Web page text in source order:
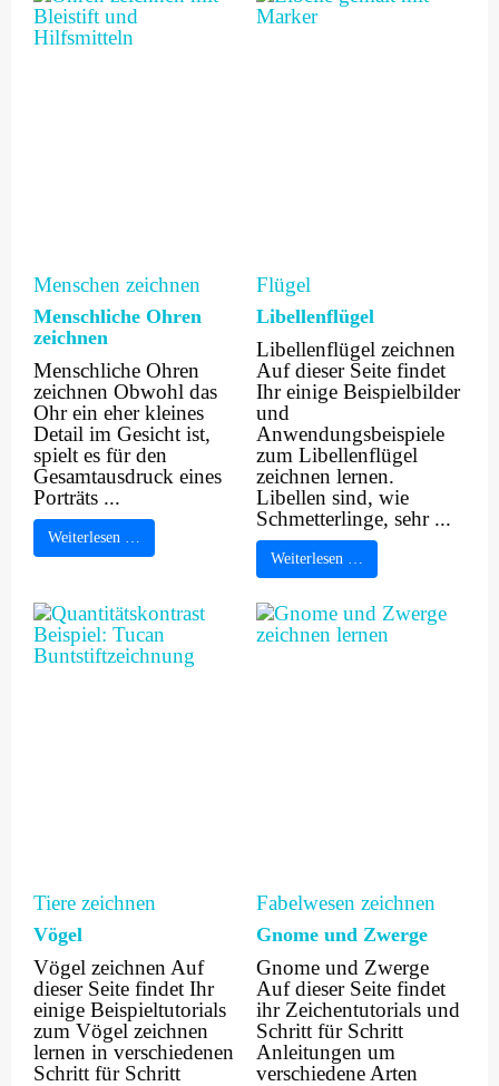
Menschen zeichnen
Menschliche Ohren
zeichnen
Menschliche Ohren
zeichnen Obwohl das
Ohr ein eher kleines
Detail im Gesicht ist,
spielt es für den
Gesamtausdruck eines
Porträts ...
Weiterlesen …
Flügel
Libellenflügel
Libellenflügel zeichnen
Auf dieser Seite findet
Ihr einige Beispielbilder
und
Anwendungsbeispiele
zum Libellenflügel
zeichnen lernen.
Libellen sind, wie
Schmetterlinge, sehr ...
Weiterlesen …
Tiere zeichnen
Vögel
Vögel zeichnen Auf
dieser Seite findet Ihr
einige Beispieltutorials
zum Vögel zeichnen
lernen in verschiedenen
Schritt für Schritt
Fabelwesen zeichnen
Gnome und Zwerge
Gnome und Zwerge
Auf dieser Seite findet
ihr Zeichentutorials und
Schritt für Schritt
Anleitungen um
verschiedene Arten